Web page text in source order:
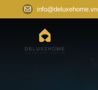
info@deluxehome.vn